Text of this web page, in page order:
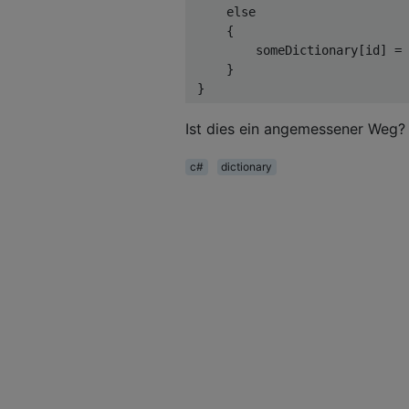
else
     {
         someDictionary[id] =
     }
Ist dies ein angemessener Weg?
c# dictionary